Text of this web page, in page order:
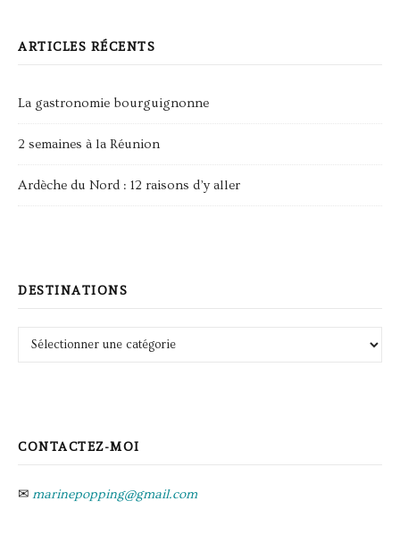
ARTICLES RÉCENTS
La gastronomie bourguignonne
2 semaines à la Réunion
Ardèche du Nord : 12 raisons d’y aller
DESTINATIONS
Destinations
CONTACTEZ-MOI
✉ marinepopping@gmail.com